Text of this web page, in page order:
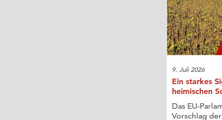
9. Juli 2026
Ein starkes
heimischen
Das EU-
Vorschlag